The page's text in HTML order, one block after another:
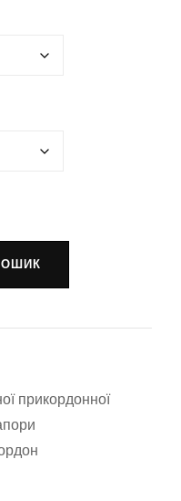
прикордонної